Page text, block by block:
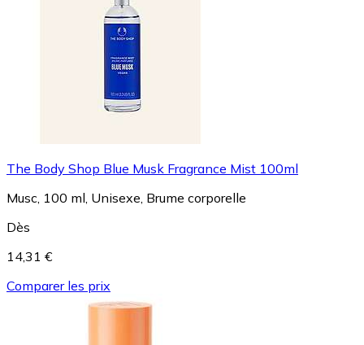
The Body Shop Blue Musk Fragrance Mist 100ml
Musc, 100 ml, Unisexe, Brume corporelle
Dès
14,31 €
Comparer les prix